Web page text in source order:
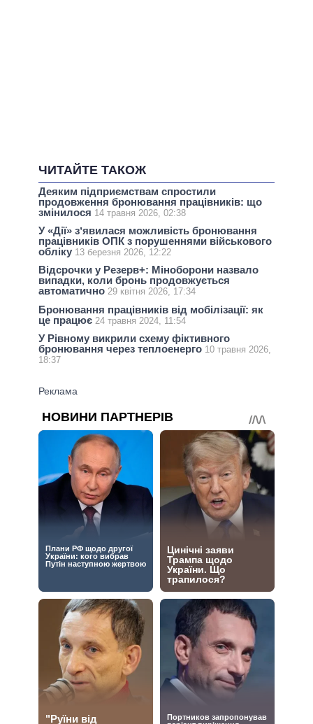
ЧИТАЙТЕ ТАКОЖ
Деяким підприємствам спростили
продовження бронювання працівників: що
змінилося 14 травня 2026, 02:38
У «Дії» зʼявилася можливість бронювання
працівників ОПК з порушеннями військового
обліку 13 березня 2026, 12:22
Відсрочки у Резерв+: Міноборони назвало
випадки, коли бронь продовжується
автоматично 29 квітня 2026, 17:34
Бронювання працівників від мобілізації: як
це працює 24 травня 2024, 11:54
У Рівному викрили схему фіктивного
бронювання через теплоенерго 10 травня 2026,
18:37